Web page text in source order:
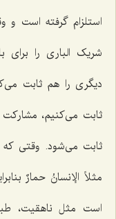
استلزام گرفته است و
شریک الباری را
دیگرى را هم ثابت
ثابت مى‌کنیم،
ثابت مى‌شود. وقتى که
مثلاً الإنسانُ حمارٌ
است مثل ناهقیت،